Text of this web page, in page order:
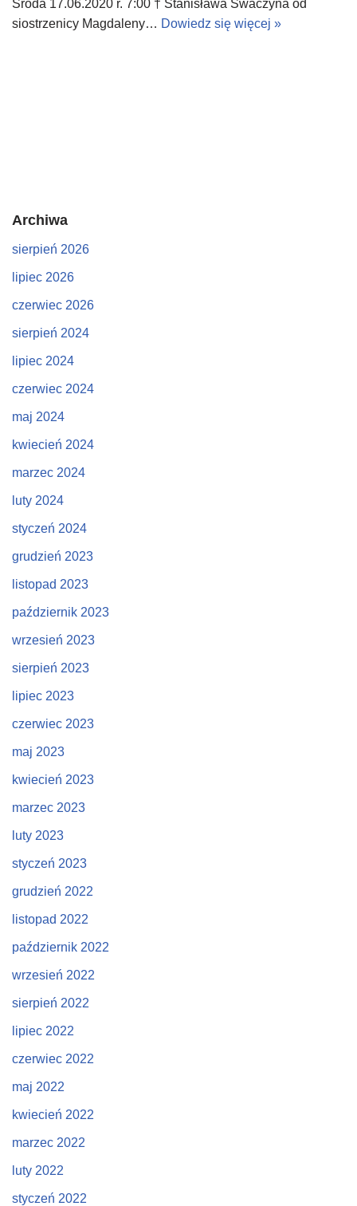
Środa 17.06.2020 r. 7:00 † Stanisława Swaczyna od
siostrzenicy Magdaleny… Dowiedz się więcej »
Archiwa
sierpień 2026
lipiec 2026
czerwiec 2026
sierpień 2024
lipiec 2024
czerwiec 2024
maj 2024
kwiecień 2024
marzec 2024
luty 2024
styczeń 2024
grudzień 2023
listopad 2023
październik 2023
wrzesień 2023
sierpień 2023
lipiec 2023
czerwiec 2023
maj 2023
kwiecień 2023
marzec 2023
luty 2023
styczeń 2023
grudzień 2022
listopad 2022
październik 2022
wrzesień 2022
sierpień 2022
lipiec 2022
czerwiec 2022
maj 2022
kwiecień 2022
marzec 2022
luty 2022
styczeń 2022